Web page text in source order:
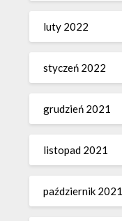
luty 2022
styczeń 2022
grudzień 2021
listopad 2021
październik 2021